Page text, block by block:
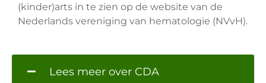
Lees meer over CDA
(kinder)arts in te zien op de website van de
Nederlands vereniging van hematologie (NVvH).